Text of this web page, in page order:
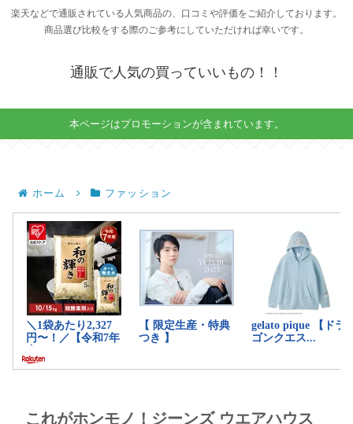
楽天などで通販されている人気商品の、口コミや評価をご紹介しております。
商品選び比較をする際のご参考にしていただければ幸いです。
通販で人気の買っていいもの！！
本ページはプロモーションが含まれています。
ホーム ファッション
これがホンモノ！ジーンズ ウエアハウス